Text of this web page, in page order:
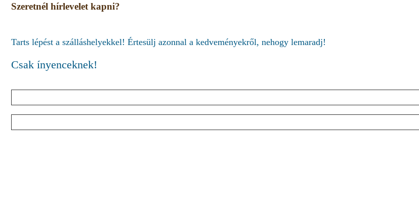
Szeretnél hírlevelet kapni?
Tarts lépést a szálláshelyekkel! Értesülj azonnal a kedveményekről, nehogy lemaradj!
Csak ínyenceknek!